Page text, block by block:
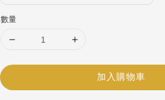
數量
加入購物車